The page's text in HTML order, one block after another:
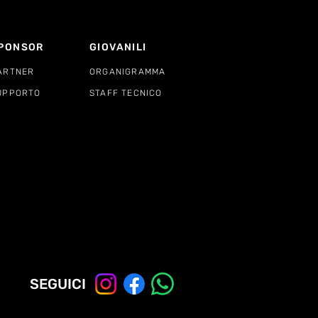
GIOVANILI
ORGANIGRAMMA
STAFF TECNICO
SEGUICI